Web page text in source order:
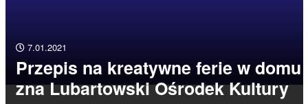
7.01.2021
Przepis na kreatywne ferie w domu
zna Lubartowski Ośrodek Kultury